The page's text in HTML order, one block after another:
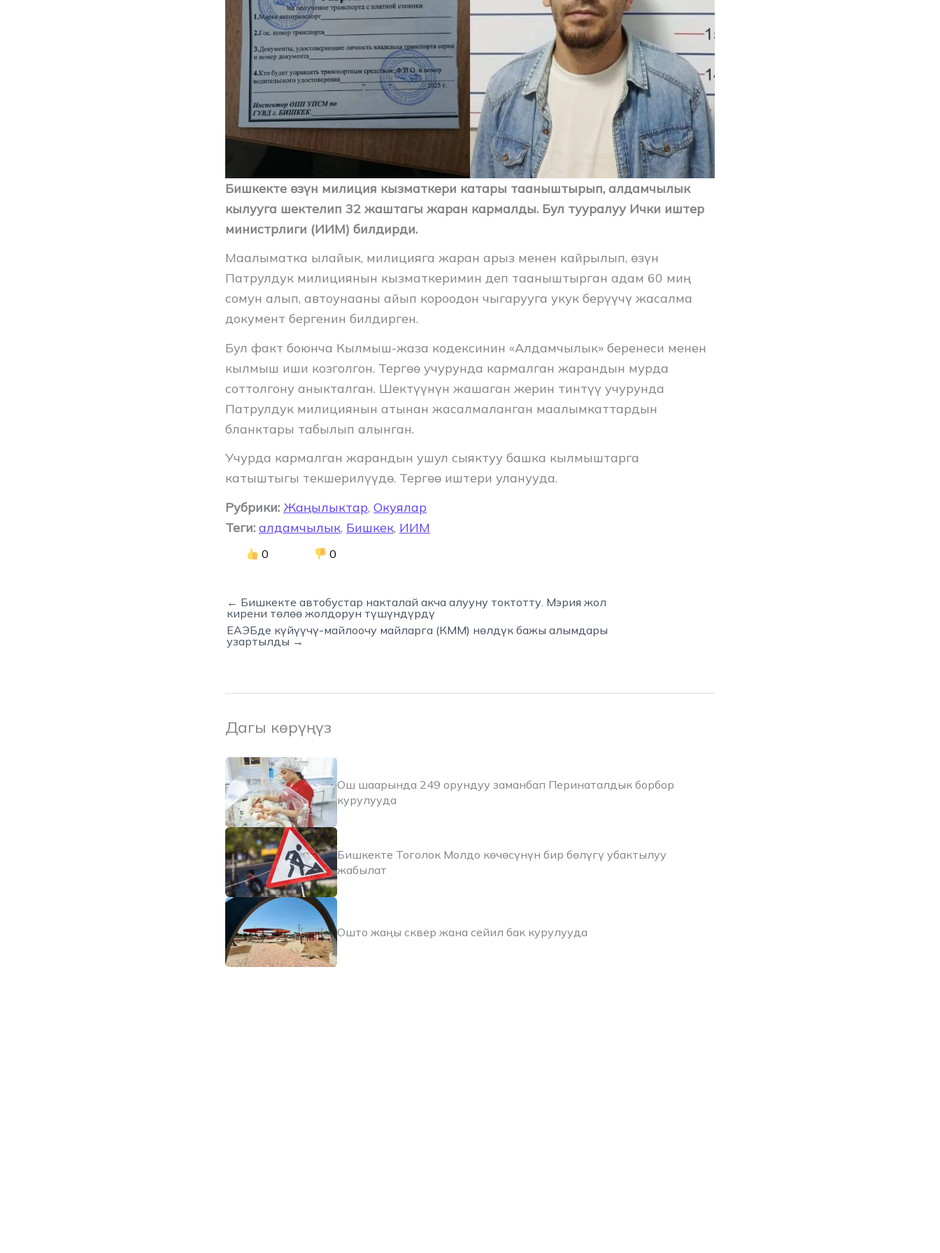
Бишкекте өзүн милиция кызматкери катары тааныштырып, алдамчылык
кылууга шектелип 32 жаштагы жаран кармалды. Бул тууралуу Ички иштер
министрлиги (ИИМ) билдирди.
Маалыматка ылайык, милицияга жаран арыз менен кайрылып, өзүн
Патрулдук милициянын кызматкеримин деп тааныштырган адам 60 миң
сомун алып, автоунааны айып короодон чыгарууга укук берүүчү жасалма
документ бергенин билдирген.
Бул факт боюнча Кылмыш-жаза кодексинин «Алдамчылык» беренеси менен
кылмыш иши козголгон. Тергөө учурунда кармалган жарандын мурда
соттолгону аныкталган. Шектүүнүн жашаган жерин тинтүү учурунда
Патрулдук милициянын атынан жасалмаланган маалымкаттардын
бланктары табылып алынган.
Учурда кармалган жарандын ушул сыяктуу башка кылмыштарга
катыштыгы текшерилүүдө. Тергөө иштери уланууда.
Рубрики: Жаңылыктар, Окуялар
Теги: алдамчылык, Бишкек, ИИМ
0 0
← Бишкекте автобустар накталай акча алууну токтотту. Мэрия жол
кирени төлөө жолдорун түшүндүрдү
ЕАЭБде күйүүчү-майлоочу майларга (КММ) нөлдүк бажы алымдары
узартылды →
Дагы көрүңүз
Ош шаарында 249 орундуу заманбап Перинаталдык борбор
курулууда
Бишкекте Тоголок Молдо көчөсүнүн бир бөлүгү убактылуу
жабылат
Ошто жаңы сквер жана сейил бак курулууда